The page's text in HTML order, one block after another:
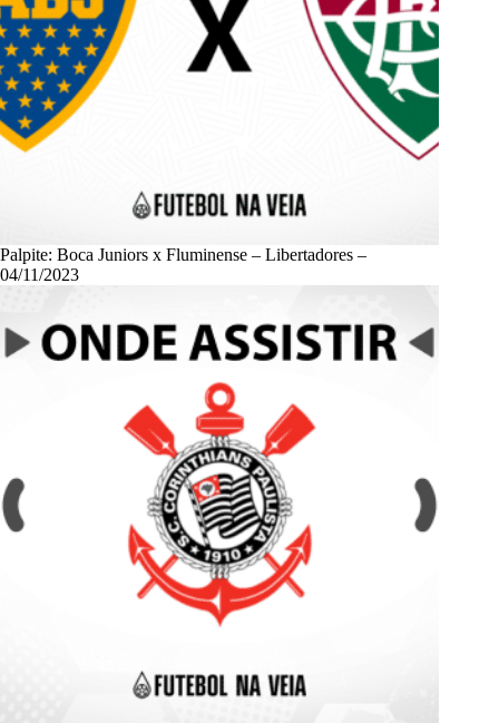
Palpite: Boca Juniors x Fluminense – Libertadores –
04/11/2023